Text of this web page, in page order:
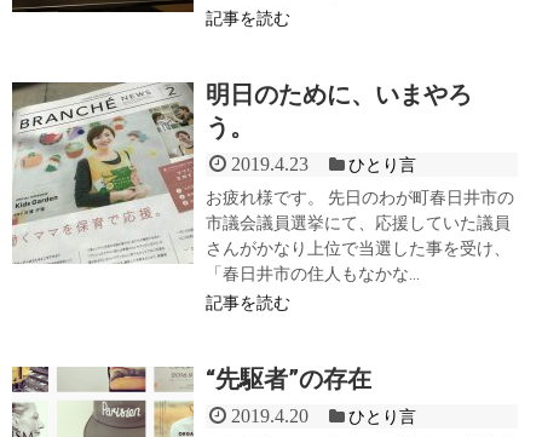
記事を読む
明日のために、いまやろ
う。
2019.4.23
ひとり言
お疲れ様です。 先日のわが町春日井市の
市議会議員選挙にて、応援していた議員
さんがかなり上位で当選した事を受け、
「春日井市の住人もなかな...
記事を読む
“先駆者”の存在
2019.4.20
ひとり言